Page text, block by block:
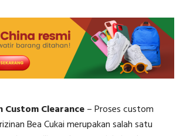
Custom Clearance– Proses custom
Bea Cukai merupakan salah satu